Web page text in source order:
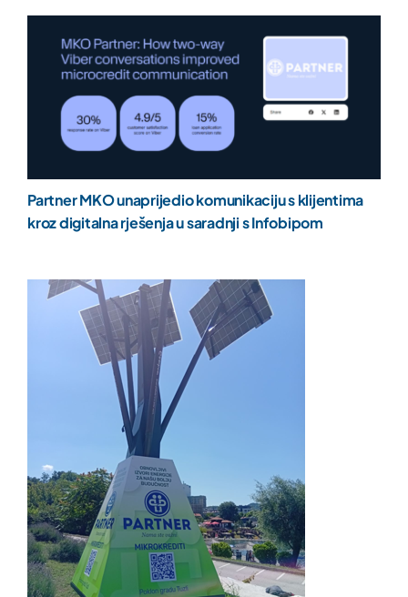
Partner MKO unaprijedio komunikaciju s klijentima
kroz digitalna rješenja u saradnji s Infobipom